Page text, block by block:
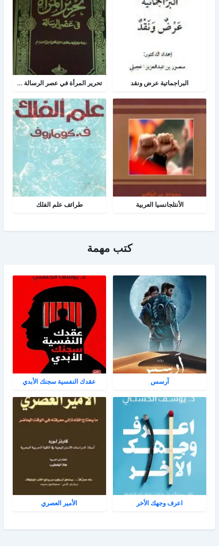
البراجماتية عرض ونقد تحرير المرأة في عصر الرسالة جــ 2
الأنتلجانسيا العربية طرائف علم الفلك
كتب مهمة
آرسس عقدك النفسية سجنك الأبدي
اعرف وجهك الأخر الأمير العصري